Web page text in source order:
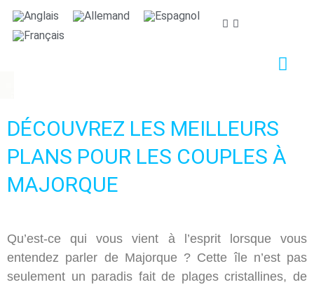
DÉCOUVREZ LES MEILLEURS
PLANS POUR LES COUPLES À
MAJORQUE
Qu’est-ce qui vous vient à l’esprit lorsque vous
entendez parler de Majorque ? Cette île n’est pas
seulement un paradis fait de plages cristallines, de
Nous nous soucions de votre vie privée
Nous utilisons des cookies strictement nécessaires au
que pour vous proposer des publicités basées sur vos
centres d'intérêt. Vous pouvez accepter ou refuser les
cookies en cliquant sur le bouton "Tout accepter" ou
"Refuser" ou, au contraire, les configurer selon vos
préférences en cliquant sur le bouton "Configurer".
Configurer Refuser Tout accepter